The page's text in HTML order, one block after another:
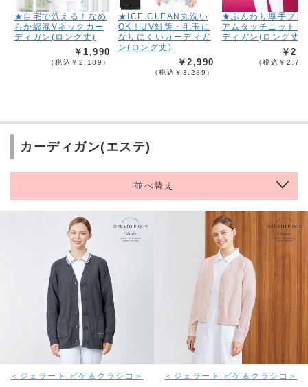
★自宅で洗える！なめ
らか綿混Vネックカー
ディガン(ロング丈)
￥1,990
（税込￥2,189）
★ICE CLEAN丸洗い
OK！UV対策・毛玉に
なりにくいカーディガ
ン(ロング丈)
￥2,990
（税込￥3,289）
★ふんわり厚手プレ
アムタッチニットカ
ディガン(ロング丈)
￥
（税込￥
カーディガン(エステ)
並べ替え
＜ジェラート ピケ＆クラシコ＞
＜ジェラート ピケ＆クラシコ＞